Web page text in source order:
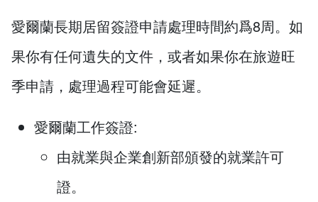
愛爾蘭長期居留簽證申請處理時間約爲8周。如
果你有任何遺失的文件，或者如果你在旅遊旺
季申請，處理過程可能會延遲。
愛爾蘭工作簽證:
由就業與企業創新部頒發的就業許可
證。